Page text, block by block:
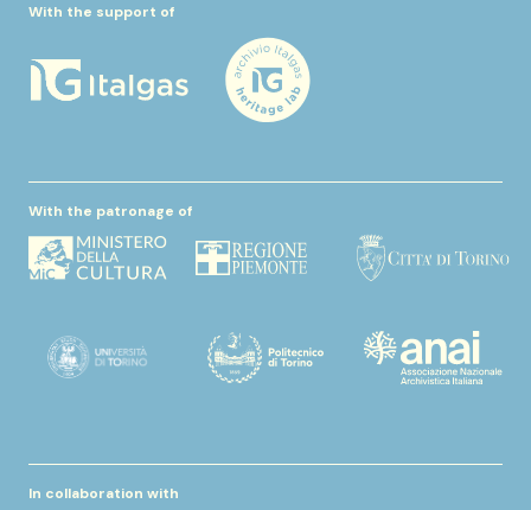
With the support of
With the patronage of
In collaboration with